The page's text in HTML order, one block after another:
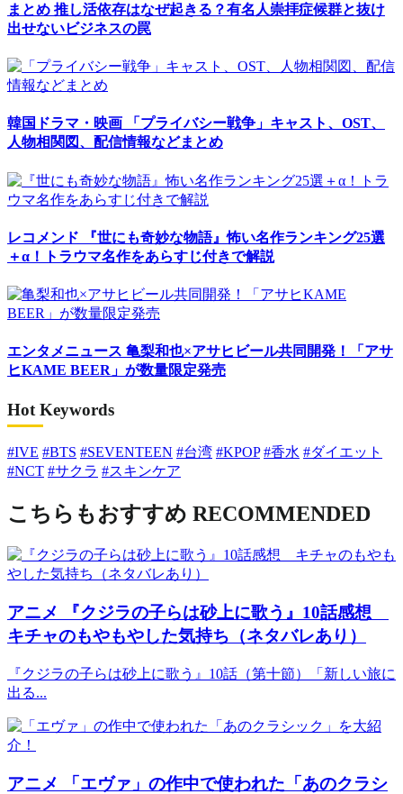
まとめ 推し活依存はなぜ起きる？有名人崇拝症候群と抜け
出せないビジネスの罠
韓国ドラマ・映画 「プライバシー戦争」キャスト、OST、
人物相関図、配信情報などまとめ
レコメンド 『世にも奇妙な物語』怖い名作ランキング25選
＋α！トラウマ名作をあらすじ付きで解説
エンタメニュース 亀梨和也×アサヒビール共同開発！「アサ
ヒKAME BEER」が数量限定発売
Hot Keywords
#IVE #BTS #SEVENTEEN #台湾 #KPOP #香水 #ダイエット
#NCT #サクラ #スキンケア
こちらもおすすめ RECOMMENDED
アニメ 『クジラの子らは砂上に歌う』10話感想
キチャのもやもやした気持ち（ネタバレあり）
『クジラの子らは砂上に歌う』10話（第十節）「新しい旅に
出る...
アニメ 「エヴァ」の作中で使われた「あのクラシ